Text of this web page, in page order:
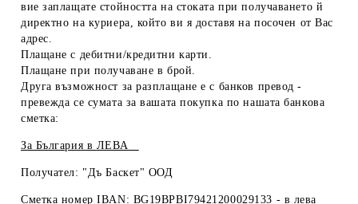
вие заплащате стойността на стоката при получаването й
директно на куриера, който ви я доставя на посочен от Вас
адрес.
Плащане с дебитни/кредитни карти .
Плащане при получаване в брой.
Друга възможност за разплащане е с банков превод -
превежда се сумата за вашата покупка по нашата банкова
сметка:
За България в ЛЕВА
Получател: "Дъ Баскет" ООД
Сметка номер IBAN: BG19BPBI79421200029133 - в лева